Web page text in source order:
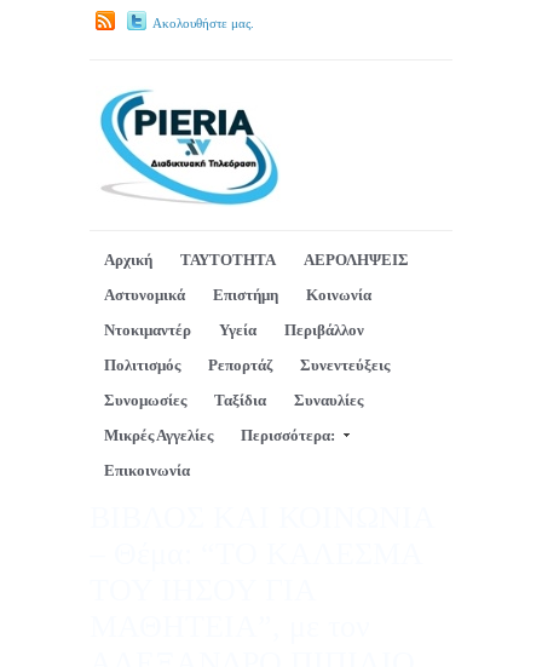
Ακολουθήστε μας.
Αρχική ΤΑΥΤΟΤΗΤΑ
ΑΕΡΟΛΗΨΕΙΣ
Αστυνομικά
Επιστήμη
Κοινωνία
Ντοκιμαντέρ
Υγεία
Περιβάλλον
Πολιτισμός
Ρεπορτάζ
Συνεντεύξεις
Συνομωσίες
Ταξίδια
Συναυλίες
Μικρές Αγγελίες
Περισσότερα:
Επικοινωνία